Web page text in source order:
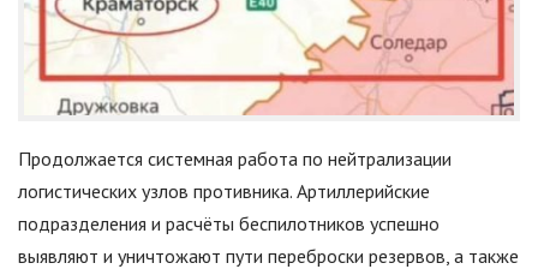
Продолжается системная работа по нейтрализации
логистических узлов противника. Артиллерийские
подразделения и расчёты беспилотников успешно
выявляют и уничтожают пути переброски резервов, а также